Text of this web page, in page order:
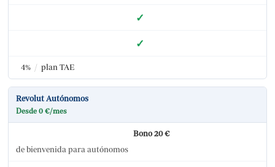
✓
✓
4% / plan TAE
Revolut Autónomos
Desde 0 €/mes
Bono 20 €
de bienvenida para autónomos